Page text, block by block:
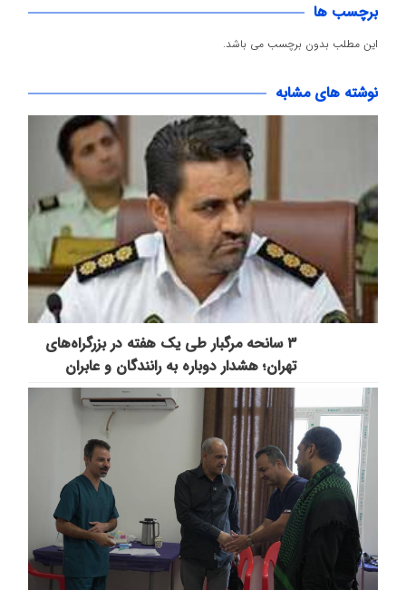
برچسب ها
این مطلب بدون برچسب می باشد.
نوشته های مشابه
۳ سانحه مرگبار طی یک هفته در بزرگراه‌های
تهران؛ هشدار دوباره به رانندگان و عابران